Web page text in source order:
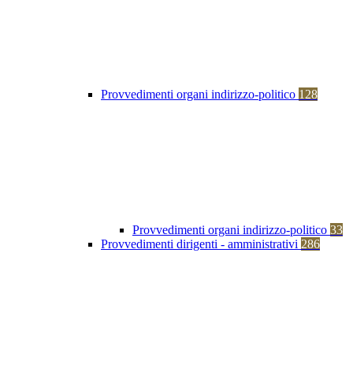
Provvedimenti organi indirizzo-politico 128
Provvedimenti organi indirizzo-politico 33
Provvedimenti dirigenti - amministrativi 286